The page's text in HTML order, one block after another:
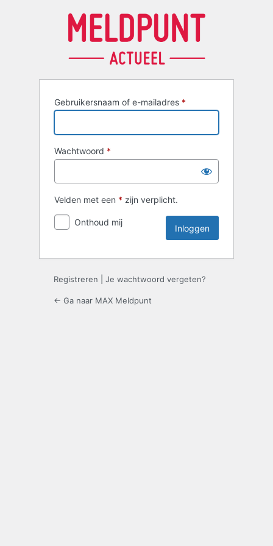
Gebruikersnaam of e-mailadres *
Wachtwoord *
Velden met een * zijn verplicht.
Onthoud mij
Registreren Je wachtwoord vergeten?
← Ga naar MAX Meldpunt